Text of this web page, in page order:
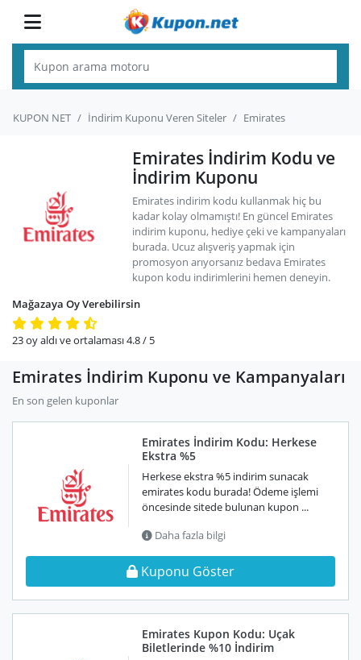
KUPON NET İndirim Kuponu Veren Siteler Emirates
Mağazaya Oy Verebilirsin
23oy aldı ve ortalaması4.8/ 5
Emirates İndirim Kodu ve
İndirim Kuponu
Emirates indirim kodu kullanmak hiç bu
kadar kolay olmamıştı! En güncel Emirates
indirim kuponu, hediye çeki ve kampanyaları
burada. Ucuz alışveriş yapmak için
promosyon arıyorsanız bedava Emirates
kupon kodu indirimlerini hemen deneyin.
Emirates İndirim Kuponu ve Kampanyaları
En son gelen kuponlar
Emirates İndirim Kodu: Herkese
Ekstra %5
Herkese ekstra %5 indirim sunacak
emirates kodu burada! Ödeme işlemi
öncesinde sitede bulunan kupon ...
Daha fazla bilgi
Kuponu Göster
Emirates Kupon Kodu: Uçak
Biletlerinde %10 İndirim